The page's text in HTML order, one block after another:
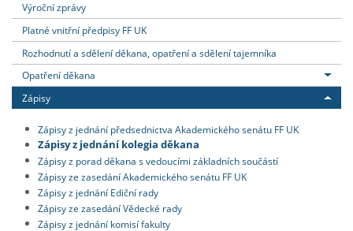
Výroční zprávy
Platné vnitřní předpisy FF UK
Rozhodnutí a sdělení děkana, opatření a sdělení tajemníka
Opatření děkana
Zápisy
Zápisy z jednání předsednictva Akademického senátu FF UK
Zápisy z jednání kolegia děkana
Zápisy z porad děkana s vedoucími základních součástí
Zápisy ze zasedání Akademického senátu FF UK
Zápisy z jednání Ediční rady
Zápisy ze zasedání Vědecké rady
Zápisy z jednání komisí fakulty